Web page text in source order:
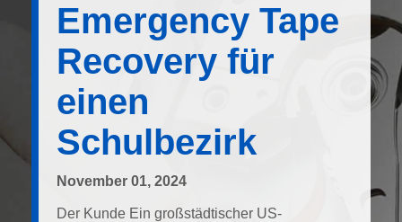
Emergency Tape
Recovery für
einen
Schulbezirk
November 01, 2024
Der Kunde Ein großstädtischer US-